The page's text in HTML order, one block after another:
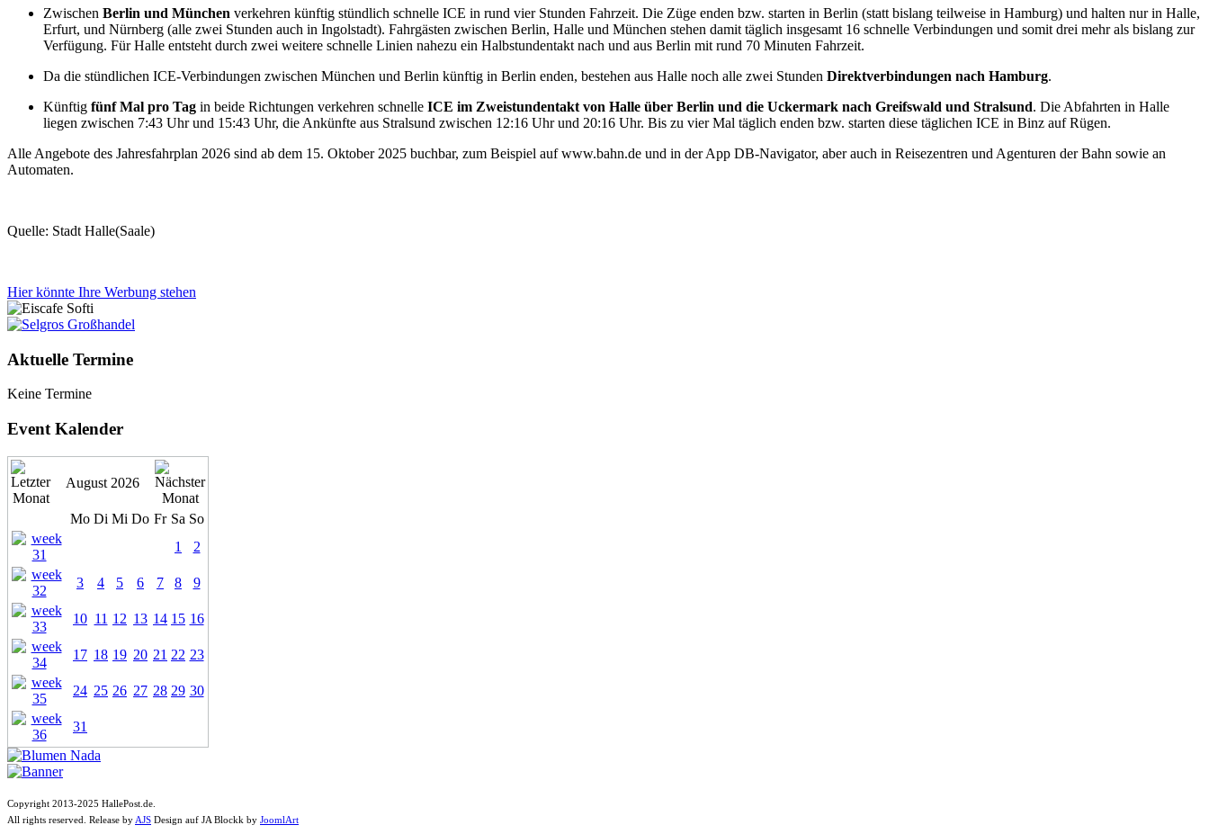
Zwischen Berlin und München verkehren künftig stündlich schnelle ICE in rund vier Stunden Fahrzeit. Die Züge enden bzw. starten in Berlin (statt bislang teilweise in Hamburg) und halten nur in Halle,
Erfurt, und Nürnberg (alle zwei Stunden auch in Ingolstadt). Fahrgästen zwischen Berlin, Halle und München stehen damit täglich insgesamt 16 schnelle Verbindungen und somit drei mehr als bislang zur
Verfügung. Für Halle entsteht durch zwei weitere schnelle Linien nahezu ein Halbstundentakt nach und aus Berlin mit rund 70 Minuten Fahrzeit.
Da die stündlichen ICE-Verbindungen zwischen München und Berlin künftig in Berlin enden, bestehen aus Halle noch alle zwei Stunden Direktverbindungen nach Hamburg.
Künftig fünf Mal pro Tag in beide Richtungen verkehren schnelle ICE im Zweistundentakt von Halle über Berlin und die Uckermark nach Greifswald und Stralsund. Die Abfahrten in Halle
liegen zwischen 7:43 Uhr und 15:43 Uhr, die Ankünfte aus Stralsund zwischen 12:16 Uhr und 20:16 Uhr. Bis zu vier Mal täglich enden bzw. starten diese täglichen ICE in Binz auf Rügen.
Alle Angebote des Jahresfahrplan 2026 sind ab dem 15. Oktober 2025 buchbar, zum Beispiel auf www.bahn.de und in der App DB-Navigator, aber auch in Reisezentren und Agenturen der Bahn sowie an
Automaten.
Quelle: Stadt Halle(Saale)
Hier könnte Ihre Werbung stehen
Aktuelle Termine
Keine Termine
Event Kalender
August 2026
Mo Di Mi Do Fr Sa So
1
2
3 4 5 6 7 8 9
10 11 12 13 14 15 16
17 18 19 20 21 22 23
24 25 26 27 28 29 30
31
Copyright 2013-2025 HallePost.de.
All rights reserved. Release by AJS Design auf JA Blockk by JoomlArt